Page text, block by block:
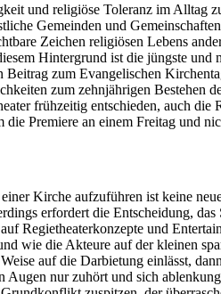
und religiöse Toleranz im Alltag
Ge­meinden und
Zeichen religiösen Lebens
Hintergrund ist die jüngste
Beitrag zum Evangelischen
zum zehnjährigen
frühzeitig entschieden, auch
Premiere an einem Freitag und
Kirche aufzuführen ist keine
erfordert die Entscheidung,
Regietheaterkonzepte und
wie die Akteure auf der kleinen
auf die Darbietung einlässt,
nur zuhört und sich